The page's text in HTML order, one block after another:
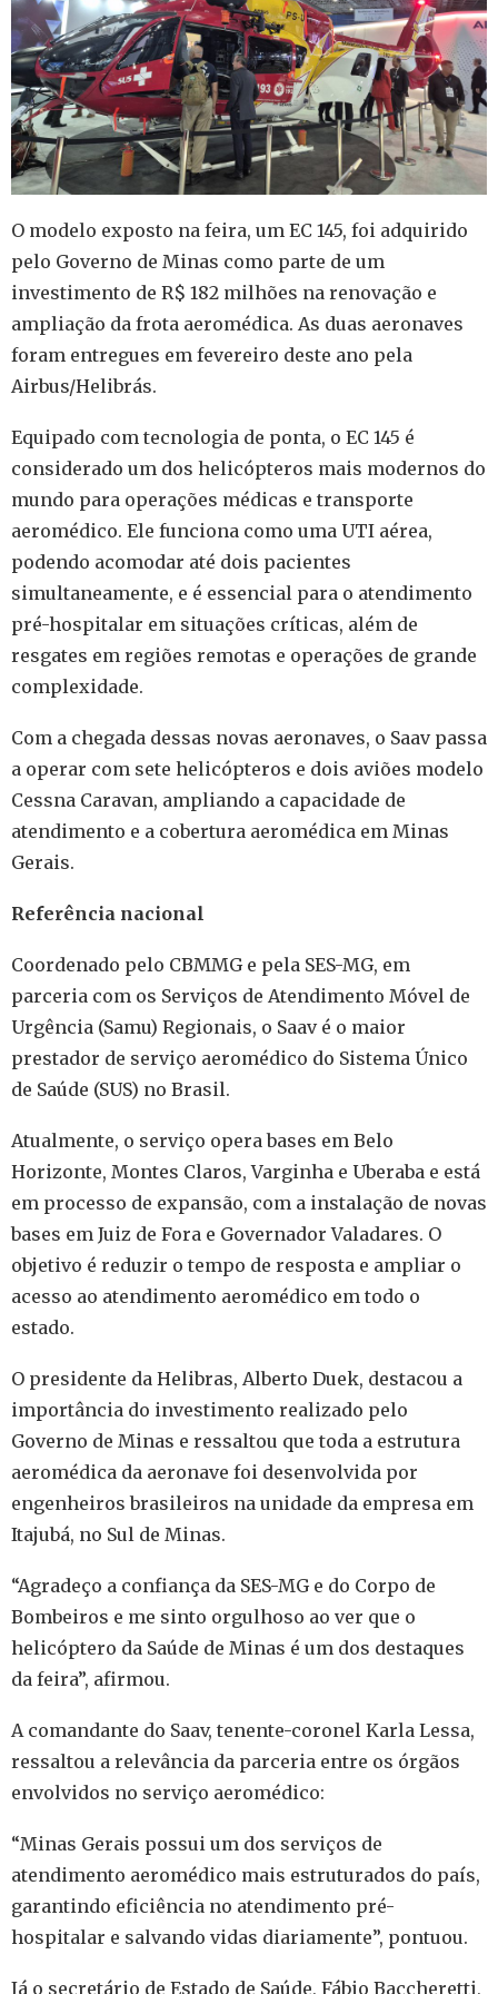
O modelo exposto na feira, um EC 145, foi adquirido
pelo Governo de Minas como parte de um
investimento de R$ 182 milhões na renovação e
ampliação da frota aeromédica. As duas aeronaves
foram entregues em fevereiro deste ano pela
Airbus/Helibrás.
Equipado com tecnologia de ponta, o EC 145 é
considerado um dos helicópteros mais modernos do
mundo para operações médicas e transporte
aeromédico. Ele funciona como uma UTI aérea,
podendo acomodar até dois pacientes
simultaneamente, e é essencial para o atendimento
pré-hospitalar em situações críticas, além de
resgates em regiões remotas e operações de grande
complexidade.
Com a chegada dessas novas aeronaves, o Saav passa
a operar com sete helicópteros e dois aviões modelo
Cessna Caravan, ampliando a capacidade de
atendimento e a cobertura aeromédica em Minas
Gerais.
Referência nacional
Coordenado pelo CBMMG e pela SES-MG, em
parceria com os Serviços de Atendimento Móvel de
Urgência (Samu) Regionais, o Saav é o maior
prestador de serviço aeromédico do Sistema Único
de Saúde (SUS) no Brasil.
Atualmente, o serviço opera bases em Belo
Horizonte, Montes Claros, Varginha e Uberaba e está
em processo de expansão, com a instalação de novas
bases em Juiz de Fora e Governador Valadares. O
objetivo é reduzir o tempo de resposta e ampliar o
acesso ao atendimento aeromédico em todo o
estado.
O presidente da Helibras, Alberto Duek, destacou a
importância do investimento realizado pelo
Governo de Minas e ressaltou que toda a estrutura
aeromédica da aeronave foi desenvolvida por
engenheiros brasileiros na unidade da empresa em
Itajubá, no Sul de Minas.
“Agradeço a confiança da SES-MG e do Corpo de
Bombeiros e me sinto orgulhoso ao ver que o
helicóptero da Saúde de Minas é um dos destaques
da feira”, afirmou.
A comandante do Saav, tenente-coronel Karla Lessa,
ressaltou a relevância da parceria entre os órgãos
envolvidos no serviço aeromédico:
“Minas Gerais possui um dos serviços de
atendimento aeromédico mais estruturados do país,
garantindo eficiência no atendimento pré-
hospitalar e salvando vidas diariamente”, pontuou.
Já o secretário de Estado de Saúde, Fábio Baccheretti,